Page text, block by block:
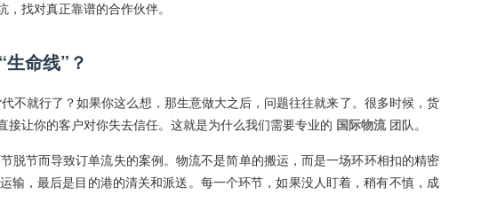
找对真正靠谱的合作伙伴。
命线”？
不就行了？如果你这么想，那生意做大之后，问题往往就来了。很多时候，货
让你的客户对你失去信任。这就是为什么我们需要专业的 国际物流 团队。
脱节而导致订单流失的案例。物流不是简单的搬运，而是一场环环相扣的精密
输，最后是目的港的清关和派送。每一个环节，如果没人盯着，稍有不慎，成